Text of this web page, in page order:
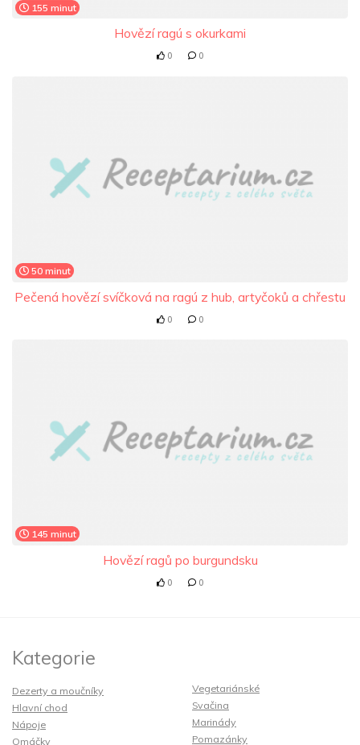
155 minut
Hovězí ragú s okurkami
0 0
50 minut
Pečená hovězí svíčková na ragú z hub, artyčoků a chřestu
0 0
145 minut
Hovězí ragů po burgundsku
0 0
Kategorie
Dezerty a moučníky
Hlavní chod
Nápoje
Omáčky
Vegetariánské
Svačina
Marinády
Pomazánky